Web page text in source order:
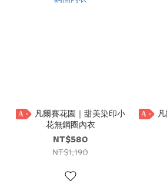
A
花無鋼圈內衣
NT$580
NT$1,190
A